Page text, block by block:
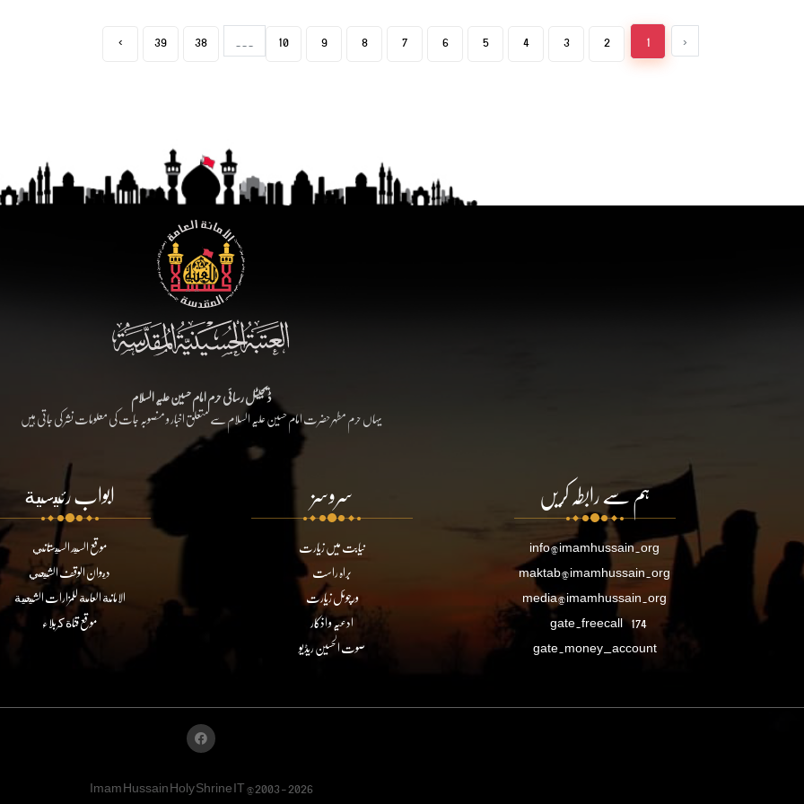
‹
1
2
3
4
5
6
7
8
9
10
...
38
39
›
ڈیجیٹل رسائی حرم امام حسین علیہ السلام
یہاں حرم مطہر حضرت امام حسین علیہ السلام سے متعلق اخبار و منصوبہ جات کی معلومات نشر کی جاتی ہیں
ہم سے رابطہ کریں
info@imamhussain.org
maktab@imamhussain.org
media@imamhussain.org
gate.freecall 174
gate.money_account
سروسز
نیابت میں زیارت
براہ راست
ورچوئل زیارت
ادعیہ و اذکار
صوت الحسین ریڈیو
ابواب رئيسية
موقع السيد السيستاني
ديوان الوقف الشيعي
الامانة العامة للمزارات الشيعية
موقع قناة كربلاء
Imam Hussain Holy Shrine IT @2003 - 2026